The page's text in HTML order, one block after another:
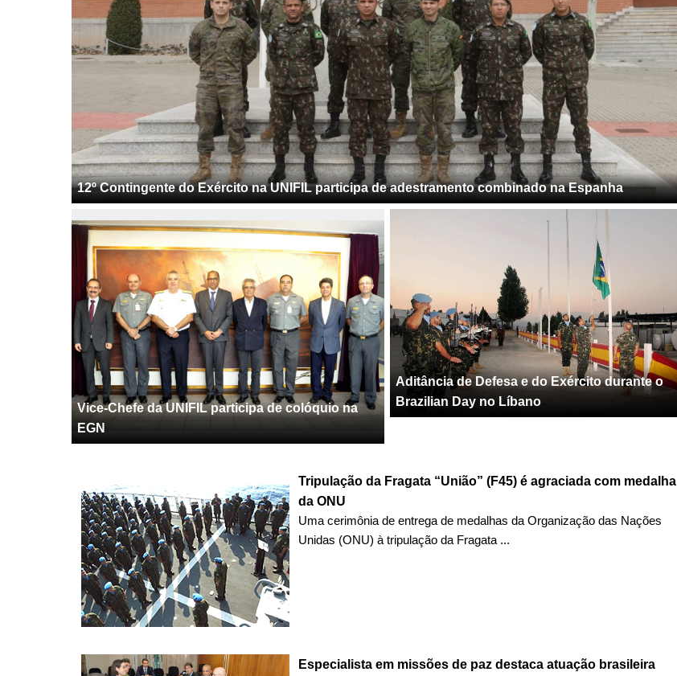
12º Contingente do Exército na UNIFIL participa de adestramento combinado na Espanha
Vice-Chefe da UNIFIL participa de colóquio na
EGN
Aditância de Defesa e do Exército durante o
Brazilian Day no Líbano
Tripulação da Fragata “União” (F45) é agraciada com medalha
da ONU
Uma cerimônia de entrega de medalhas da Organização das Nações
Unidas (ONU) à tripulação da Fragata ...
Especialista em missões de paz destaca atuação brasileira